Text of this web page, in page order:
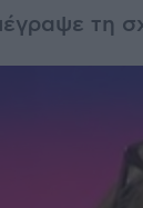
τη